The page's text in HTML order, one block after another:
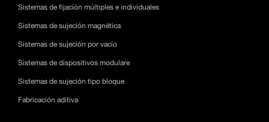
Sistemas de fijación múltiples e individuales
Sistemas de sujeción magnética
Sistemas de sujeción por vacío
Sistemas de dispositivos modulare
Sistemas de sujeción tipo bloque
Fabricación aditiva